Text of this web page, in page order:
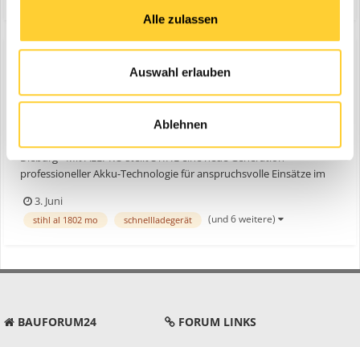
Alle zulassen
Auswahl erlauben
Ablehnen
STIHL ALLPRO-Akkusystem
Baumaschinen Industrie
Dieburg - Mit ALLPRO stellt STIHL eine neue Generation
professioneller Akku-Technologie für anspruchsvolle Einsätze im
Systems sind neue Hochleistungsakkus mit unterschiedlichem
Energiegehalt, die dank innovativer Tabless-Technologie mit deutl...
3. Juni
stihl al 1802 mo schnellladegerät (und 6 weitere)
BAUFORUM24 FORUM LINKS